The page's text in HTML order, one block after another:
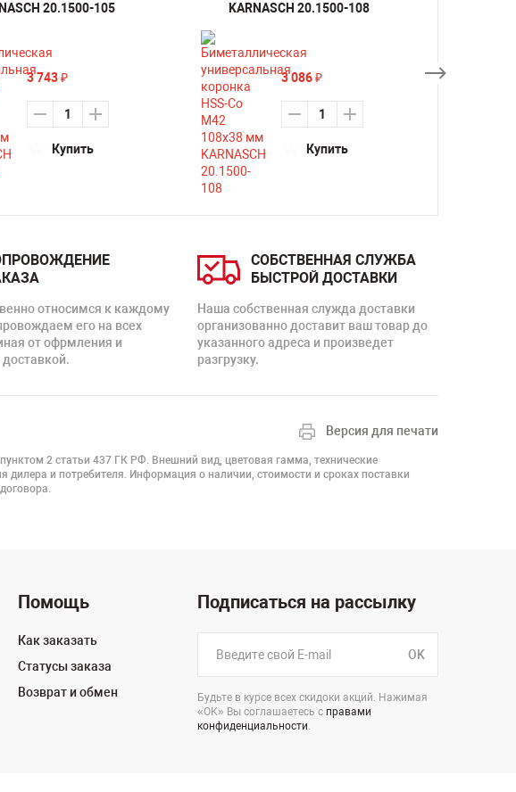
20.1500-105
3 743 ₽
Купить
KARNASCH 20.1500-108
3 086 ₽
Купить
относимся к каждому
его на всех
от офрмления и
СОБСТВЕННАЯ СЛУЖБА
БЫСТРОЙ ДОСТАВКИ
Наша собственная служда доставки
организованно доставит ваш товар до
указанного адреса и произведет
разгрузку.
Версия для печати
2 статьи 437 ГК РФ. Внешний вид, цветовая гамма, технические
и потребителя. Информация о наличии, стоимости и сроках поставки
Помощь
Как заказать
Статусы заказа
Возврат и обмен
Подписаться на рассылку
OK
Будьте в курсе всех скидоки акций. Нажимая
«ОК» Вы соглашаетесь с правами
конфиденциальности.